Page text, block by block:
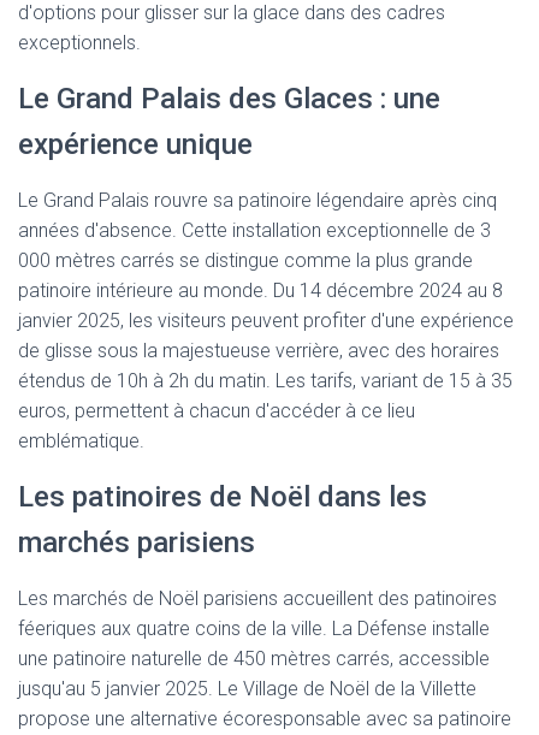
d'options pour glisser sur la glace dans des cadres
exceptionnels.
Le Grand Palais des Glaces : une
expérience unique
Le Grand Palais rouvre sa patinoire légendaire après cinq
années d'absence. Cette installation exceptionnelle de 3
000 mètres carrés se distingue comme la plus grande
patinoire intérieure au monde. Du 14 décembre 2024 au 8
janvier 2025, les visiteurs peuvent profiter d'une expérience
de glisse sous la majestueuse verrière, avec des horaires
étendus de 10h à 2h du matin. Les tarifs, variant de 15 à 35
euros, permettent à chacun d'accéder à ce lieu
emblématique.
Les patinoires de Noël dans les
marchés parisiens
Les marchés de Noël parisiens accueillent des patinoires
féeriques aux quatre coins de la ville. La Défense installe
une patinoire naturelle de 450 mètres carrés, accessible
jusqu'au 5 janvier 2025. Le Village de Noël de la Villette
propose une alternative écoresponsable avec sa patinoire